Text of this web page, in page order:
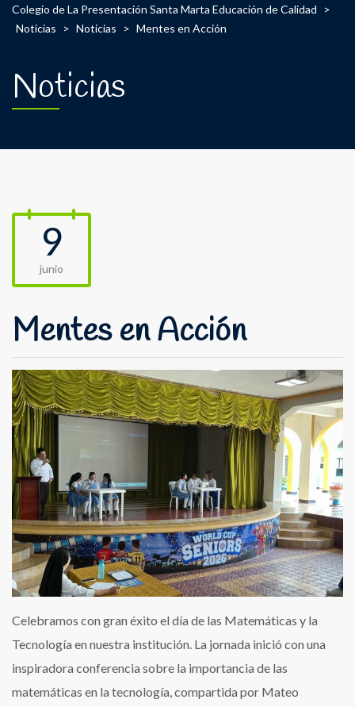
Colegio de La Presentación Santa Marta Educación de Calidad
>
Noticias
> Noticias > Mentes en Acción
Noticias
9
junio
Mentes en Acción
Celebramos con gran éxito el día de las Matemáticas y la
Tecnología en nuestra institución. La jornada inició con una
inspiradora conferencia sobre la importancia de las
matemáticas en la tecnología, compartida por Mateo